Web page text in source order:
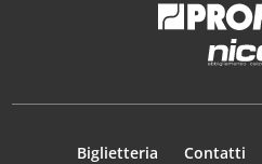
Biglietteria Contatti